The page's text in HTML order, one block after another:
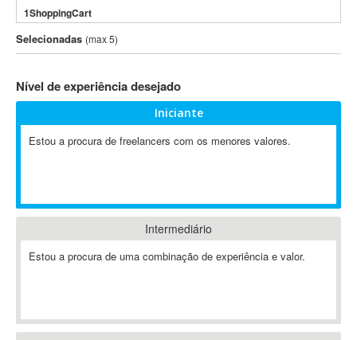
1ShoppingCart
3DS Max
3GSM
802.11
A-GPS
ABAP
Abaqus
ABBYY FineReader
Ableton
Selecionadas (max 5)
Nível de experiência desejado
Iniciante
Estou a procura de freelancers com os menores valores.
Intermediário
Estou a procura de uma combinação de experiência e valor.